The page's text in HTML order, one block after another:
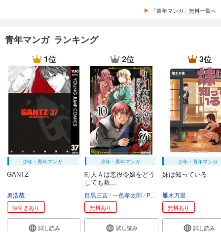
「青年マンガ」無料一覧へ
青年マンガ ランキング
1位
少年・青年マンガ
GANTZ
奥浩哉
値引きあり
試し読み
2位
少年・青年マンガ
町人Ａは悪役令嬢をどう
しても救...
目黒三吉 一色孝太郎 Parum
無料あり
試し読み
3位
少年・青年マンガ
妹は知っている
雁木万里
無料あり
試し読み